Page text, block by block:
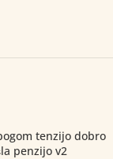
tenzijo dobro
penzijo v2